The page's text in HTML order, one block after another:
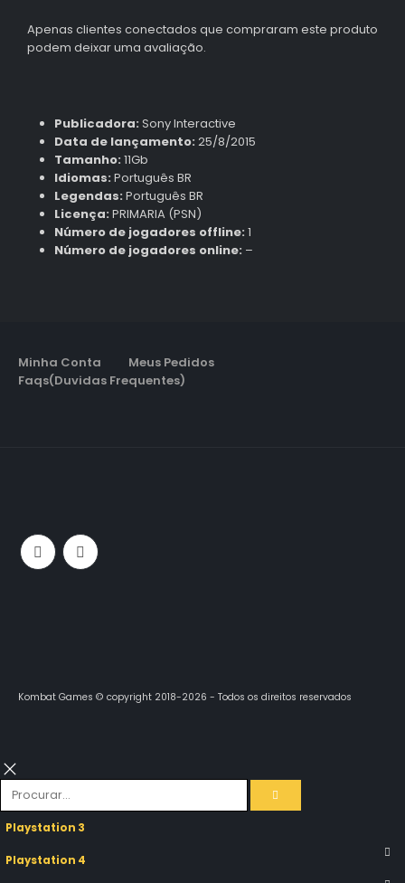
Apenas clientes conectados que compraram este produto
podem deixar uma avaliação.
Publicadora: Sony Interactive
Data de lançamento: 25/8/2015
Tamanho: 11Gb
Idiomas: Português BR
Legendas: Português BR
Licença: PRIMARIA (PSN)
Número de jogadores offline: 1
Número de jogadores online: –
Minha Conta
Meus Pedidos
Faqs(Duvidas Frequentes)
Kombat Games © copyright 2018-2026 - Todos os direitos reservados
Playstation 3
Playstation 4